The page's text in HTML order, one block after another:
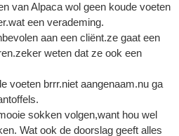
van Alpaca wol geen koude voeten
een verademing.
aan een cliënt.ze gaat een
weten dat ze ook een
voeten brrr.niet aangenaam.nu ga
sokken volgen,want hou wel
Wat ook de doorslag geeft alles